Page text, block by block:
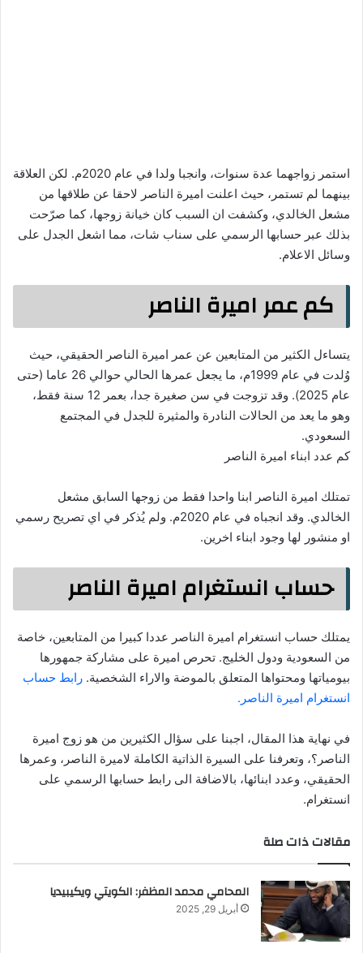
استمر زواجهما عدة سنوات، وانجبا ولدا في عام 2020م. لكن العلاقة
بينهما لم تستمر، حيث اعلنت اميرة الناصر لاحقا عن طلاقها من
مشعل الخالدي، وكشفت ان السبب كان خيانة زوجها، كما صرّحت
بذلك عبر حسابها الرسمي على سناب شات، مما اشعل الجدل على
وسائل الاعلام.
كم عمر اميرة الناصر
يتساءل الكثير من المتابعين عن عمر اميرة الناصر الحقيقي، حيث
وُلدت في عام 1999م، ما يجعل عمرها الحالي حوالي 26 عاما (حتى
عام 2025). وقد تزوجت في سن صغيرة جدا، بعمر 12 سنة فقط،
وهو ما يعد من الحالات النادرة والمثيرة للجدل في المجتمع
السعودي.
كم عدد ابناء اميرة الناصر
تمتلك اميرة الناصر ابنا واحدا فقط من زوجها السابق مشعل
الخالدي. وقد انجباه في عام 2020م. ولم يُذكر في اي تصريح رسمي
او منشور لها وجود ابناء اخرين.
حساب انستغرام اميرة الناصر
يمتلك حساب انستغرام اميرة الناصر عددا كبيرا من المتابعين، خاصة
من السعودية ودول الخليج. تحرص اميرة على مشاركة جمهورها
بيومياتها ومحتواها المتعلق بالموضة والاراء الشخصية. رابط حساب
انستغرام اميرة الناصر.
في نهاية هذا المقال، اجبنا على سؤال الكثيرين من هو زوج اميرة
الناصر؟، وتعرفنا على السيرة الذاتية الكاملة لاميرة الناصر، وعمرها
الحقيقي، وعدد ابنائها، بالاضافة الى رابط حسابها الرسمي على
انستغرام.
مقالات ذات صلة
المحامي محمد المظفر: الكويتي ويكيبيديا
أبريل 29, 2025